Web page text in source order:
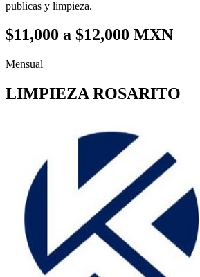
publicas y limpieza.
$11,000 a $12,000 MXN
Mensual
LIMPIEZA ROSARITO